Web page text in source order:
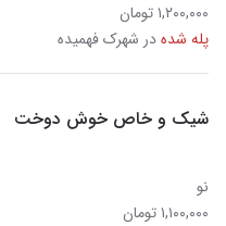
۱,۲۰۰,۰۰۰ تومان
پله شدهدر شهرک فهمیده
شیک و خاص خوش دوخت
نو
۱,۱۰۰,۰۰۰ تومان